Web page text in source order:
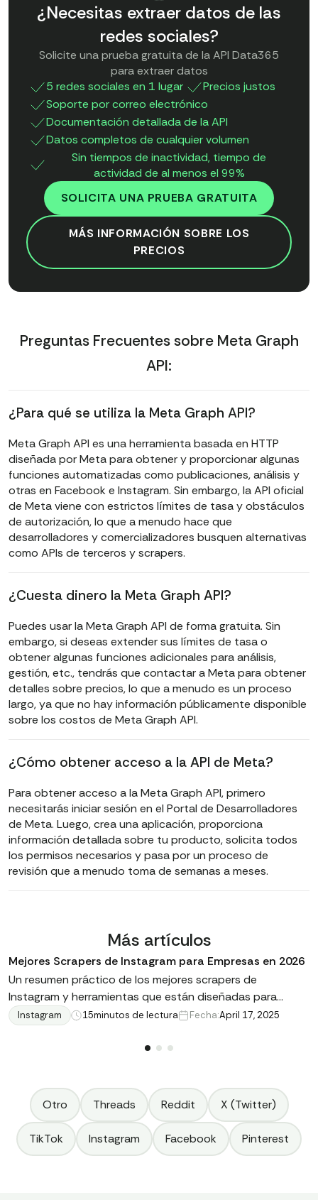
¿Necesitas extraer datos de las
redes sociales?
Solicite una prueba gratuita de la API Data365
para extraer datos
5 redes sociales en 1 lugar
Precios justos
Soporte por correo electrónico
Documentación detallada de la API
Datos completos de cualquier volumen
Sin tiempos de inactividad, tiempo de
actividad de al menos el 99%
SOLICITA UNA PRUEBA GRATUITA
MÁS INFORMACIÓN SOBRE LOS
PRECIOS
Preguntas Frecuentes sobre Meta Graph
API:
¿Para qué se utiliza la Meta Graph API?
Meta Graph API es una herramienta basada en HTTP
diseñada por Meta para obtener y proporcionar algunas
funciones automatizadas como publicaciones, análisis y
otras en Facebook e Instagram. Sin embargo, la API oficial
de Meta viene con estrictos límites de tasa y obstáculos
de autorización, lo que a menudo hace que
desarrolladores y comercializadores busquen alternativas
como APIs de terceros y scrapers.
¿Cuesta dinero la Meta Graph API?
Puedes usar la Meta Graph API de forma gratuita. Sin
embargo, si deseas extender sus límites de tasa o
obtener algunas funciones adicionales para análisis,
gestión, etc., tendrás que contactar a Meta para obtener
detalles sobre precios, lo que a menudo es un proceso
largo, ya que no hay información públicamente disponible
sobre los costos de Meta Graph API.
¿Cómo obtener acceso a la API de Meta?
Para obtener acceso a la Meta Graph API, primero
necesitarás iniciar sesión en el Portal de Desarrolladores
de Meta. Luego, crea una aplicación, proporciona
información detallada sobre tu producto, solicita todos
los permisos necesarios y pasa por un proceso de
revisión que a menudo toma de semanas a meses.
Más artículos
Mejores Scrapers de Instagram para Empresas en 2026
Un resumen práctico de los mejores scrapers de
Instagram y herramientas que están diseñadas para
desarrolladores, marketers y equipos que realmente
utilizan los datos. Veamos qué soluciones merecen estar
en tu conjunto de herramientas.
Instagram 15minutos de lectura Fecha:April 17, 2025
Otro Threads Reddit X (Twitter)
TikTok Instagram Facebook Pinterest